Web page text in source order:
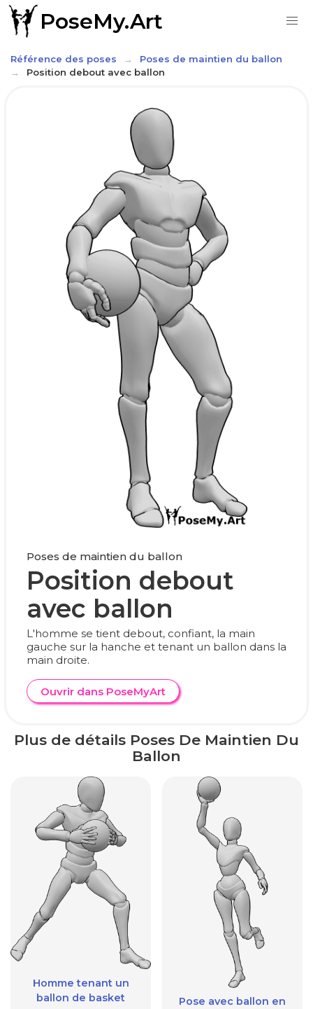
PoseMy.Art
Référence des poses
Poses de maintien du ballon
Position debout avec ballon
Poses de maintien du ballon
Position debout
avec ballon
L'homme se tient debout, confiant, la main
gauche sur la hanche et tenant un ballon dans la
main droite.
Ouvrir dans PoseMyArt
Plus de détails Poses De Maintien Du
Ballon
Homme tenant un
ballon de basket
Pose avec ballon en